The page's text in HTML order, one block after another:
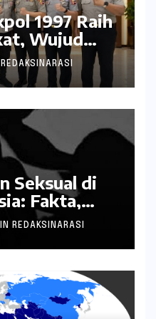
1997 Raih
Wujud
Pengabdian
Seksual di
Fakta,
Tantangan
REDAKSINARASI